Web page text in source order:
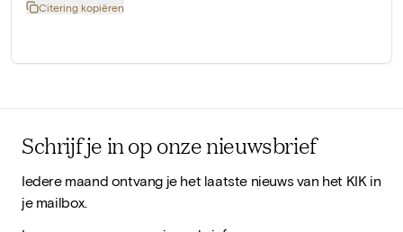
Citering kopiëren
Schrijf je in op onze nieuwsbrief
Iedere maand ontvang je het laatste nieuws van het KIK in
je mailbox.